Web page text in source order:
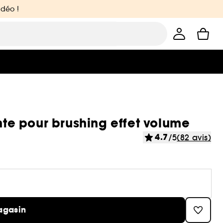
!
pour brushing effet volume
4.7/5(82 avis)